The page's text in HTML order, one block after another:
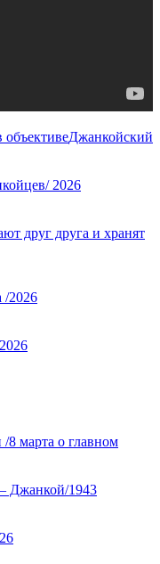
Джанкойский
2026
друг друга и хранят
/2026
марта о главном
Джанкой/1943